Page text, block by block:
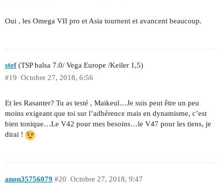
Oui , les Omega VII pro et Asia tournent et avancent beaucoup.
stef(TSP balsa 7.0/ Vega Europe /Keiler 1,5)
Octobre 27, 2018, 6:56
#19
Et les Rasanter? Tu as testé , Maikeul…Je suis peut être un peu
moins exigeant que toi sur l’adhérence mais en dynamisme, c’est
bien tonique…Le V42 pour mes besoins…le V47 pour les tiens, je
dirai !
anon35756079 Octobre 27, 2018, 9:47
#20